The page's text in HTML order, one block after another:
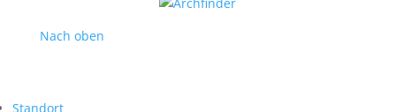
Nach oben
Standort